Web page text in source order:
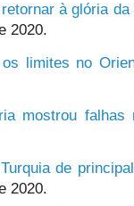
à glória
2020.
limites no
mostrou falhas
de
2020.